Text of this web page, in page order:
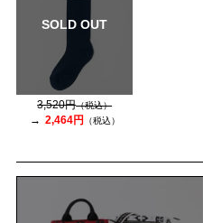
SOLD OUT
3,520円（税込）
2,464円 （税込）